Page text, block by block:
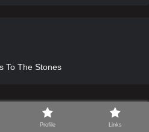
To The Stones
Profile Links